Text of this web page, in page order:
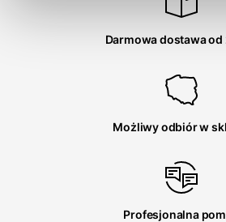
Darmowa dostawa od
Możliwy odbiór w
Profesjonalna